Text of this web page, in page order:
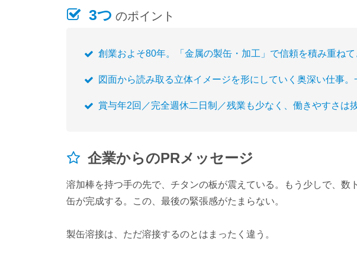
3つ のポイント
創業およそ80年。「金属の製缶・加工」で信頼を積み重ねて
図面から読み取る立体イメージを形にしていく奥深い仕事。
賞与年2回／完全週休二日制／残業も少なく、働きやすさは
企業からのPRメッセージ
溶加棒を持つ手の先で、チタンの板が震えている。もう少しで、数
缶が完成する。この、最後の緊張感がたまらない。
製缶溶接は、ただ溶接するのとはまったく違う。